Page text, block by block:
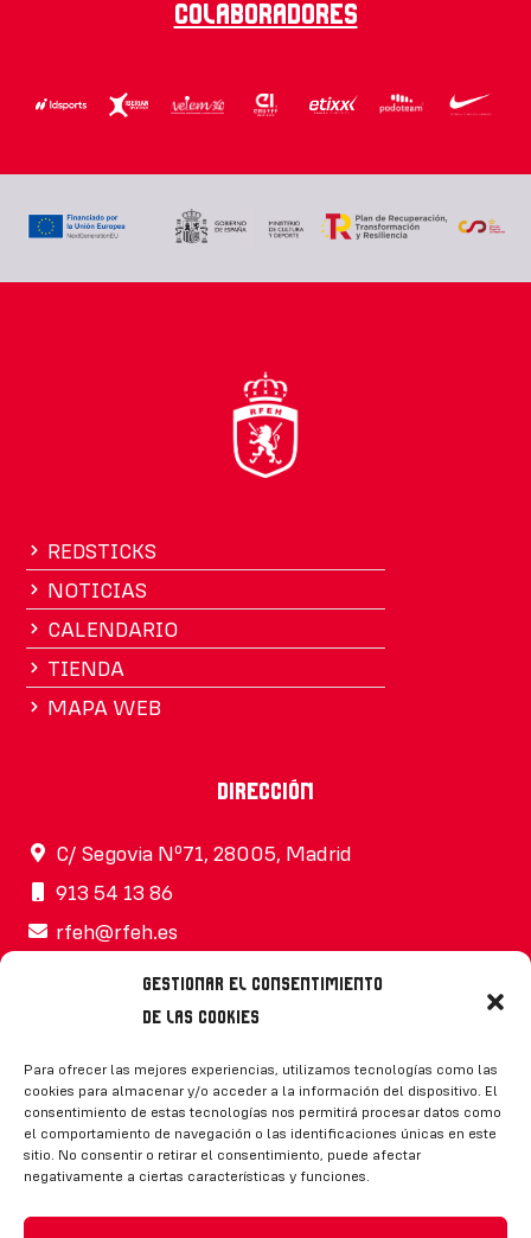
Gestionar el consentimiento
de las cookies
Para ofrecer las mejores experiencias, utilizamos tecnologías como las
cookies para almacenar y/o acceder a la información del dispositivo. El
consentimiento de estas tecnologías nos permitirá procesar datos como
el comportamiento de navegación o las identificaciones únicas en este
sitio. No consentir o retirar el consentimiento, puede afectar
negativamente a ciertas características y funciones.
Colaboradores
REDSTICKS
NOTICIAS
CALENDARIO
TIENDA
MAPA WEB
Dirección
C/ Segovia Nº71, 28005, Madrid
913 54 13 86
rfeh@rfeh.es
Síguenos